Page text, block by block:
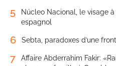
5
Núcleo Nacional, le visage
espagnol
6 Sebta, paradoxes d’une
7
Affaire Abderrahim Fakir: